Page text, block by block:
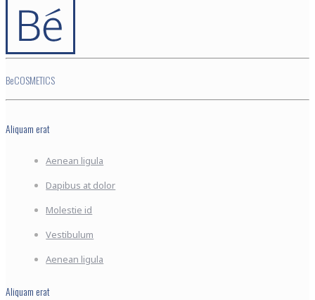
BeCOSMETICS
Aliquam erat
Aenean ligula
Dapibus at dolor
Molestie id
Vestibulum
Aenean ligula
Aliquam erat